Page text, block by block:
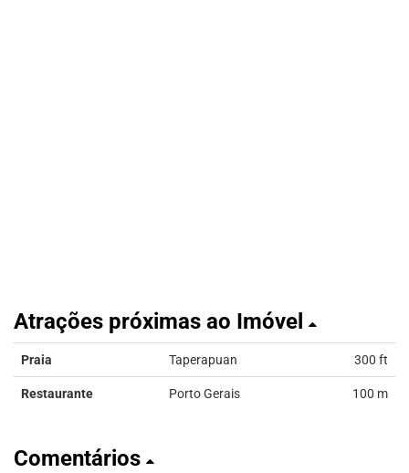
Atrações próximas ao Imóvel
Praia Taperapuan 300 ft
Restaurante Porto Gerais 100 m
Comentários